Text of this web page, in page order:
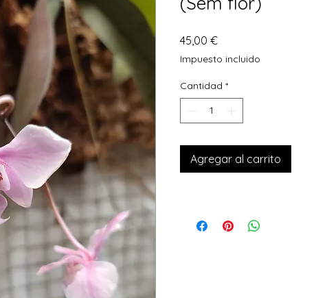
45,00 €Precio
Impuesto incluido
Cantidad *
Agregar al carrito